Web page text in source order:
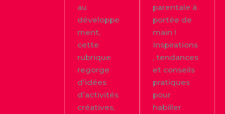
au
développe
ment,
cette
rubrique
regorge
d’idées
d’activités
créatives,
parentale à
portée de
main !
Inspirations
, tendances
et conseils
pratiques
pour
habiller